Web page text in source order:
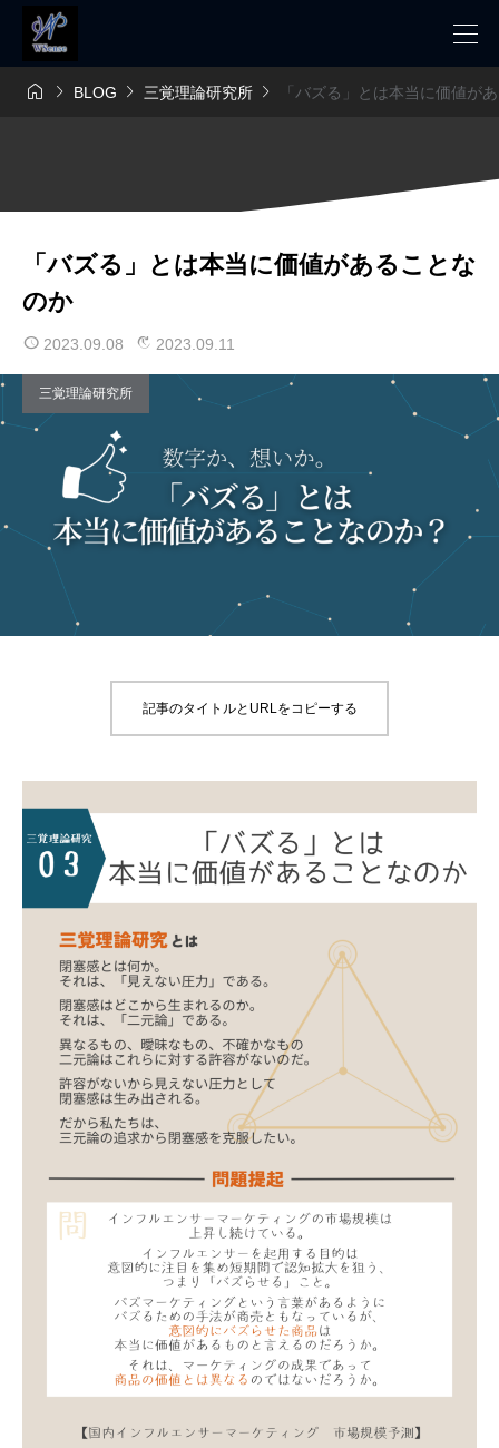
  BLOG  三覚理論研究所  「バズる」とは本当に価値が
「バズる」とは本当に価値があることな
のか
2023.09.08 2023.09.11
三覚理論研究所
記事のタイトルとURLをコピーする